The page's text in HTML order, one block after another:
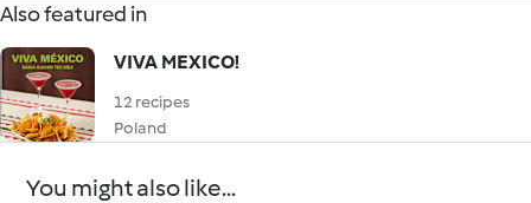
Also featured in
VIVA MEXICO!
12 recipes
Poland
You might also like...